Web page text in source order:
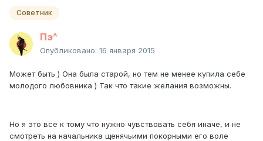
Советник
Пэ^
Опубликовано: 16 января 2015
Может быть ) Она была старой, но тем не менее купила себе
молодого любовника ) Так что такие желания возможны.
Но я это всё к тому что нужно чувствовать себя иначе, и не
смотреть на начальника щенячьими покорными его воле